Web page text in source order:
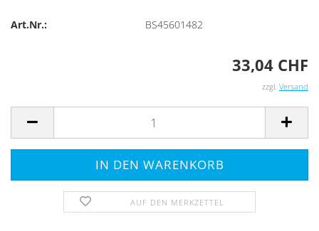
Art.Nr.: BS45601482
33,04 CHF
zzgl. Versand
AUF DEN MERKZETTEL